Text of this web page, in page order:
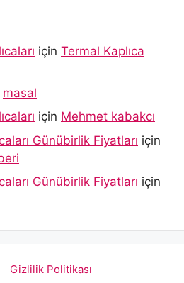
için Termal Kaplıca
masal
için Mehmet kabakcı
Günübirlik Fiyatları için
Günübirlik Fiyatları için
Gizlilik Politikası